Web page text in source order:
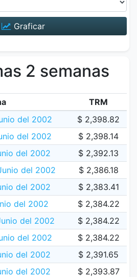
Graficar
2 semanas
TRM
del 2002
$ 2,398.82
del 2002
$ 2,398.14
del 2002
$ 2,392.13
del 2002
$ 2,386.18
del 2002
$ 2,383.41
del 2002
$ 2,384.22
del 2002
$ 2,384.22
del 2002
$ 2,384.22
del 2002
$ 2,391.65
del 2002
$ 2,393.87